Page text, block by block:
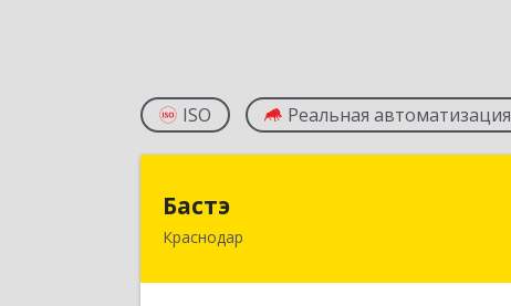
ISO Реальная автоматизация
Бастэ
Краснодар